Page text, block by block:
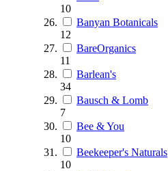
10
Banyan Botanicals
12
BareOrganics
11
Barlean's
34
Bausch & Lomb
7
Bee & You
10
Beekeeper's Naturals
10